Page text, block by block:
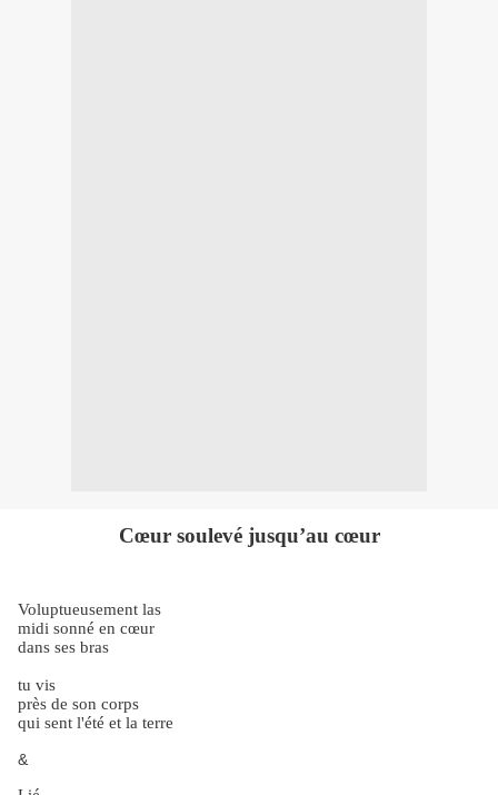
Cœur soulevé jusqu’au cœur
Voluptueusement las
midi sonné en cœur
dans ses bras
tu vis
près de son corps
qui sent l'été et la terre
&